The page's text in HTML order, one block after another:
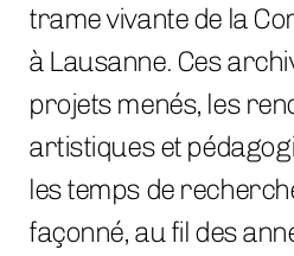
trame vivante de la
à Lausanne. Ces
projets menés, les
artistiques et
les temps de
façonné, au fil des